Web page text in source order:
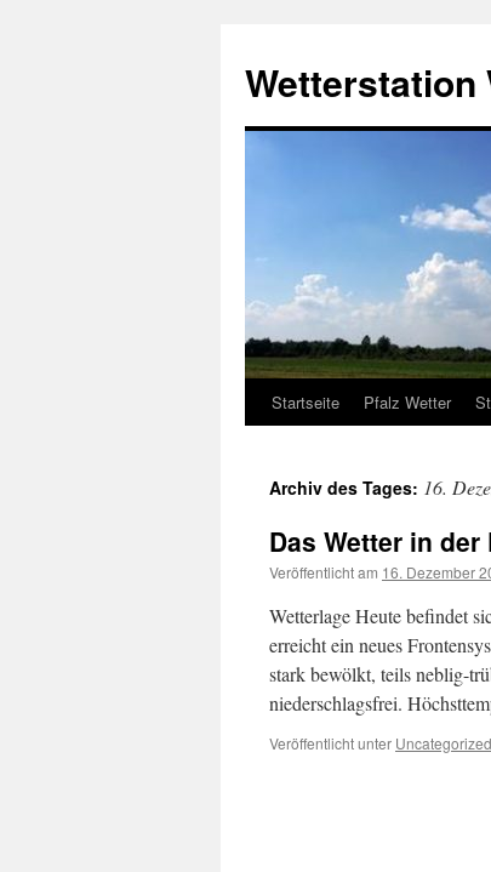
springen
Wetterstation
Startseite Pfalz Wetter
Archiv des Tages: 16.
Das Wetter in
Veröffentlicht am 16. Dezember
Wetterlage Heute befindet
erreicht ein neues
stark bewölkt, teils neblig-
niederschlagsfrei.
Veröffentlicht unter Uncategorized